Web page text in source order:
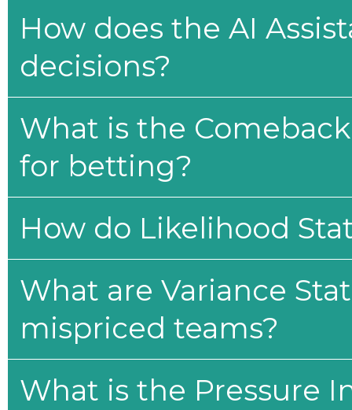
How does the AI
decisions?
What is the
for betting?
How do Likelihood
What are Variance
mispriced teams?
What is the Pressure